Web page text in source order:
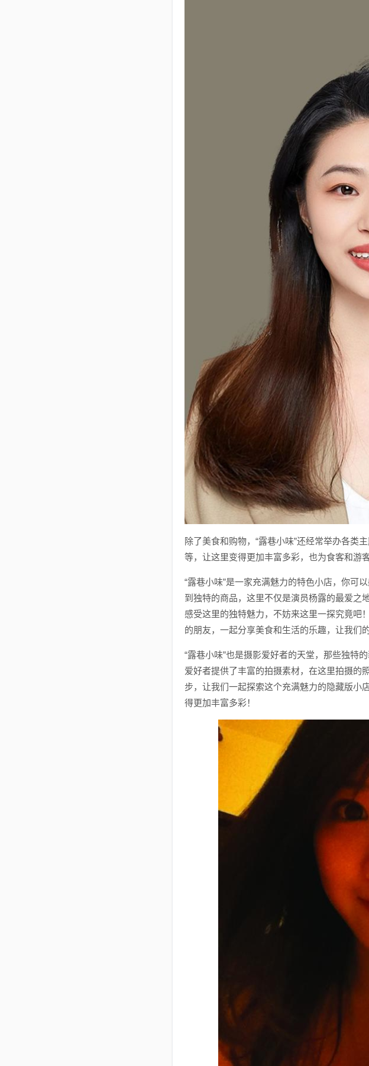
除了美食和购物，“露巷小味”还经常举办各类
等，让这里变得更加丰富多彩，也为食客和游
“露巷小味”是一家充满魅力的特色小店，你可
到独特的商品，这里不仅是演员杨露的最爱之
感受这里的独特魅力，不妨来这里一探究竟吧
的朋友，一起分享美食和生活的乐趣，让我们
“露巷小味”也是摄影爱好者的天堂，那些独特
爱好者提供了丰富的拍摄素材，在这里拍摄的
步，让我们一起探索这个充满魅力的隐藏版小
得更加丰富多彩！